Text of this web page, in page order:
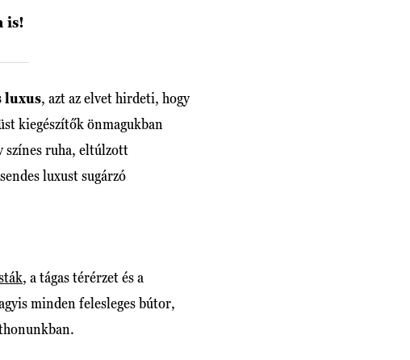
is!
luxus, azt az elvet hirdeti, hogy
kiegészítők önmagukban
színes ruha, eltúlzott
luxust sugárzó
, a tágas térérzet és a
minden felesleges bútor,